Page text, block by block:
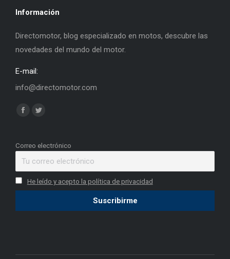
Información
Directomotor, blog especializado en motos, descubre las
novedades del mundo del motor.
E-mail:
info@directomotor.com
Find us on:
Facebook
opens
window
Twitter
opens
window
Correo electrónico
He leído y acepto la política de privacidad